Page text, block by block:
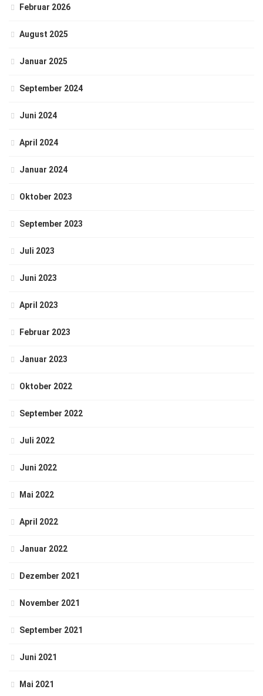
Februar 2026
August 2025
Januar 2025
September 2024
Juni 2024
April 2024
Januar 2024
Oktober 2023
September 2023
Juli 2023
Juni 2023
April 2023
Februar 2023
Januar 2023
Oktober 2022
September 2022
Juli 2022
Juni 2022
Mai 2022
April 2022
Januar 2022
Dezember 2021
November 2021
September 2021
Juni 2021
Mai 2021